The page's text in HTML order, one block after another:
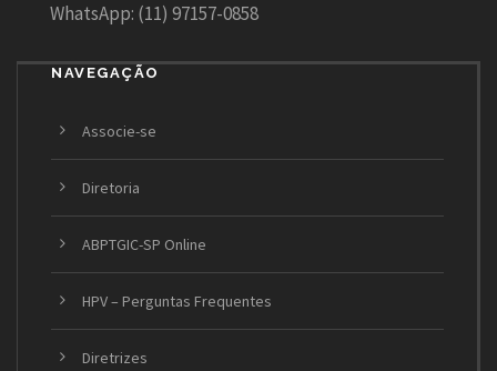
WhatsApp: (11) 97157-0858
NAVEGAÇÃO
Associe-se
Diretoria
ABPTGIC-SP Online
HPV – Perguntas Frequentes
Diretrizes